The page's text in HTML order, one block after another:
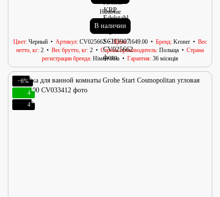
Наличие
В наличии
Цвет Черный Артикул CV025662 Цена 1649.00 Бренд Kroner
Вес
нетто, кг 2 Вес брутто, кг 2 Страна-производитель Польща
Страна
регистрации бренда Німеччина Гарантия 36 місяців
−6%
4
4